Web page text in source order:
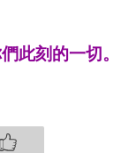
此刻的一切。